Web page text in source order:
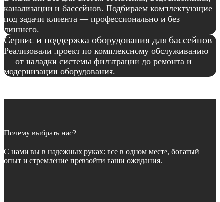
канализации и бассейнов. Подбираем комплектующие
под задачи клиента — профессионально и без
лишнего.
Сервис и поддержка оборудования для бассейнов
Реализовали проект по комплексному обслуживанию
— от наладки системы фильтрации до ремонта и
модернизации оборудования.
Почему выбрать нас?
С нами вы в надежных руках: все в одном месте, богатый
опыт и стремление превзойти ваши ожидания.